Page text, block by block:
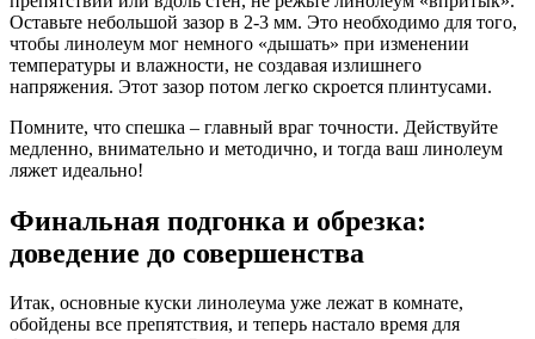
Оставьте небольшой зазор в 2-3 мм. Это необходимо для того,
чтобы линолеум мог немного «дышать» при изменении
температуры и влажности, не создавая излишнего
напряжения. Этот зазор потом легко скроется плинтусами.
Помните, что спешка – главный враг точности. Действуйте
медленно, внимательно и методично, и тогда ваш линолеум
ляжет идеально!
Финальная подгонка и обрезка:
доведение до совершенства
Итак, основные куски линолеума уже лежат в комнате,
обойдены все препятствия, и теперь настало время для